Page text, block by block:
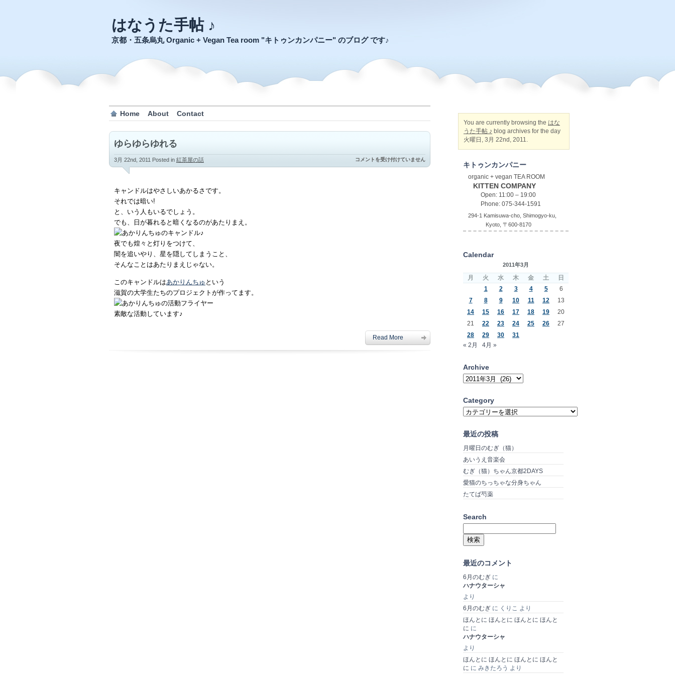
はなうた手帖 ♪
京都・五条烏丸 Organic + Vegan Tea room "キトゥンカンパニー" のブログ です♪
Home About Contact
ゆらゆらゆれる
3月 22nd, 2011 Posted in 紅茶屋の話
ゆ
ら
コメントを受け付けていません
キャンドルはやさしいあかるさです。
それでは暗い!
と、いう人もいるでしょう。
でも、日が暮れると暗くなるのがあたりまえ。
夜でも煌々と灯りをつけて、
闇を追いやり、星を隠してしまうこと、
そんなことはあたりまえじゃない。
このキャンドルはあかりんちゅ という
滋賀の大学生たちのプロジェクトが作ってます。
素敵な活動しています♪
Read More
You are currently browsing the はな
うた手帖 ♪ blog archives for the day
火曜日, 3月 22nd, 2011.
キトゥンカンパニー
organic + vegan TEA ROOM
KITTEN COMPANY
Open: 11:00 – 19:00
Phone: 075-344-1591
294-1 Kamisuwa-cho, Shimogyo-ku,
Kyoto, 〒600-8170
Calendar
2011年3月
月 火 水 木 金 土
日
1
2 3 4 5
6
7
8 9 10 11 12
13
14
15 16 17 18 19
20
21
22 23 24 25 26
27
28
29 30
31
« 2月
4月 »
Archive
Archive
Category
Category
最近の投稿
月曜日のむぎ（猫）
あいうえ音楽会
むぎ（猫）ちゃん京都2DAYS
愛猫のちっちゃな分身ちゃん
たてば芍薬
Search
索:
最近のコメント
6月のむぎ に
ハナウターシャ
より
6月のむぎ に くりこ より
ほんとに ほんとに ほんとに ほんと
に に
ハナウターシャ
より
ほんとに ほんとに ほんとに ほんと
に に みきたろう より